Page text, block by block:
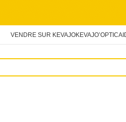
VENDRE SUR KEVAJOKEVAJO’OPTIC